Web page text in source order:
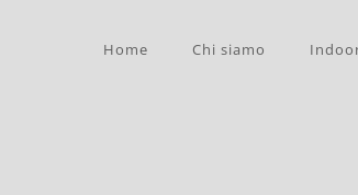
Home Chi siamo